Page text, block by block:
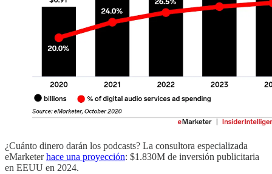
¿Cuánto dinero darán los podcasts? La consultora especializada
eMarketerhace una proyección: $1.830M de inversión publicitaria
en EEUU en 2024.